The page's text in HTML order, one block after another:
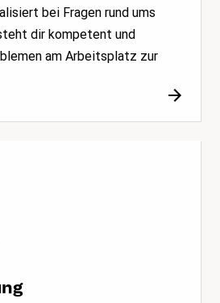
bei Fragen rund ums
dir kompetent und
am Arbeitsplatz zur